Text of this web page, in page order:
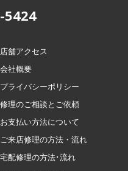
5424
店舗アクセス
会社概要
プライバシーポリシー
修理のご相談とご依頼
お支払い方法について
ご来店修理の方法・流れ
宅配修理の方法･流れ